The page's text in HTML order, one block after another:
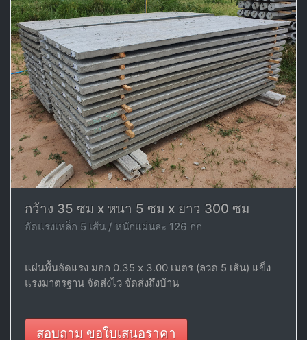
กว้าง 35 ซม x หนา 5 ซม x ยาว 300 ซม
อัดแรงเหล็ก 5 เส้น / หนักแผ่นละ 126 กก
แผ่นพื้นอัดแรง มอก 0.35 x 3.00 เมตร (ลวด 5 เส้น) แข็ง
แรงมาตรฐาน จัดส่งไว จัดส่งถึงบ้าน
สอบถาม ขอใบเสนอราคา